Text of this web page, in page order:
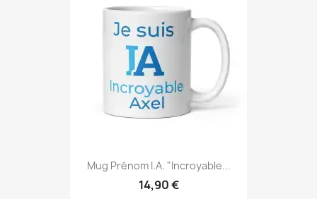
Mug Prénom I.A. "Incroyable...
14,90 €